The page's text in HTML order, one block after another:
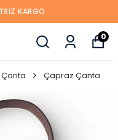
KARGO
0
Çanta Çapraz Çanta